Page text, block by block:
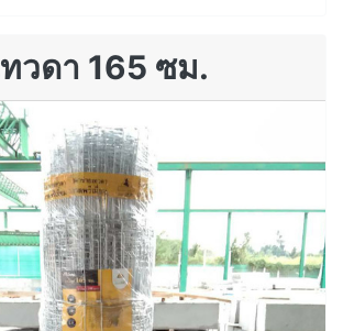
วดา 165 ซม.